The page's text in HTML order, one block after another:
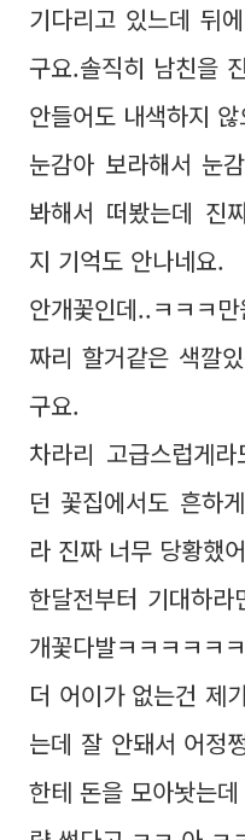
기다리고 있느데 뒤
구요.솔직히 남친을
안들어도 내색하지
눈감아 보라해서 눈
봐해서 떠봤는데 진
지 기억도 안나네요.
안개꽃인데..ㅋㅋㅋ
짜리 할거같은 색깔
구요.
차라리 고급스럽게
던 꽃집에서도 흔하
라 진짜 너무 당황했
한달전부터 기대하
개꽃다발ㅋㅋㅋㅋㅋㅋ
더 어이가 없는건 제
는데 잘 안돼서 어정
한테 돈을 모아놧는